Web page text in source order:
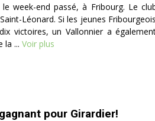
week-end passé, à Fribourg. Le
Léonard. Si les jeunes
victoires, un Vallonnier a
la ... Voir plus
pour Girardier!